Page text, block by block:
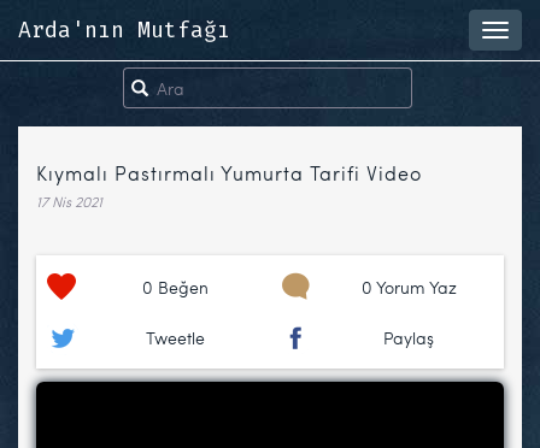
Arda'nın Mutfağı
Kıymalı Pastırmalı Yumurta Tarifi Video
17 Nis 2021
0 Beğen 0 Yorum Yaz
Tweetle Paylaş